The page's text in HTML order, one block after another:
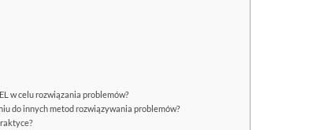
w celu rozwiązania problemów?
do innych metod rozwiązywania problemów?